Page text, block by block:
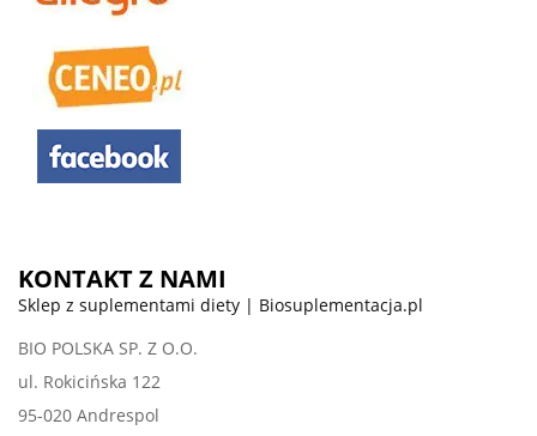
KONTAKT Z NAMI
Sklep z suplementami diety | Biosuplementacja.pl
BIO POLSKA SP. Z O.O.
ul. Rokicińska 122
95-020 Andrespol